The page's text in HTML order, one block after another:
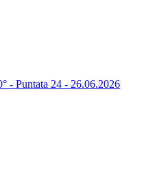
- Puntata 24 - 26.06.2026